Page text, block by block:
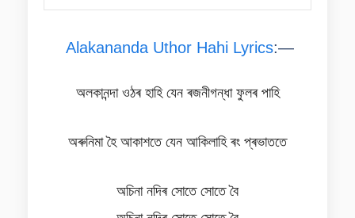
Alakananda Uthor Hahi Lyrics:—
অলকানন্দা ওঠৰ হাহি যেন ৰজনীগন্ধা ফুলৰ পাহি
অৰুনিমা হৈ আকাশতে যেন আকিলাহি ৰং প্ৰভাততে
অচিনা নদিৰ সোতে সোতে বৈ